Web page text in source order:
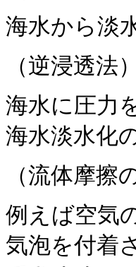
海水から淡
（逆浸透法）
海水に圧力
海水淡水化
（流体摩擦
例えば空気
気泡を付着